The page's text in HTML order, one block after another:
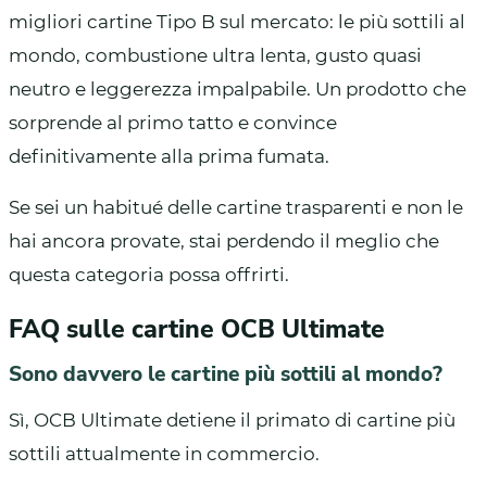
migliori cartine Tipo B sul mercato: le più sottili al
mondo, combustione ultra lenta, gusto quasi
neutro e leggerezza impalpabile. Un prodotto che
sorprende al primo tatto e convince
definitivamente alla prima fumata.
Se sei un habitué delle cartine trasparenti e non le
hai ancora provate, stai perdendo il meglio che
questa categoria possa offrirti.
FAQ sulle cartine OCB Ultimate
Sono davvero le cartine più sottili al mondo?
Sì, OCB Ultimate detiene il primato di cartine più
sottili attualmente in commercio.